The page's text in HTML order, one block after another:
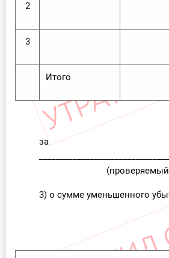
2
3
Итого
за
(проверяемый
3) о сумме уменьшенного